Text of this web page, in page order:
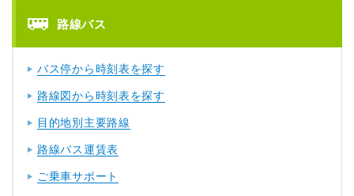
路線バス
バス停から時刻表を探す
路線図から時刻表を探す
目的地別主要路線
路線バス運賃表
ご乗車サポート